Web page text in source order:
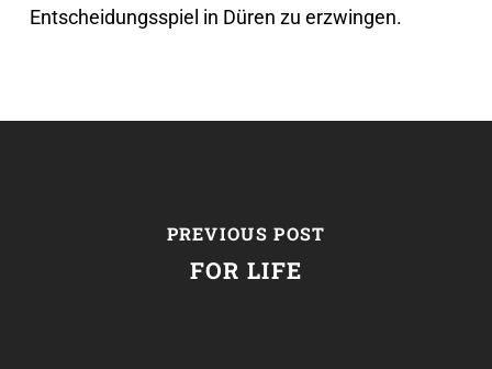
Entscheidungsspiel in Düren zu erzwingen.
PREVIOUS POST
FOR LIFE